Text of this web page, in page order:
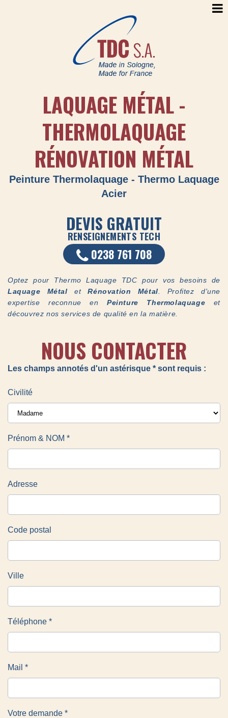
LAQUAGE MÉTAL -
THERMOLAQUAGE
RÉNOVATION MÉTAL
Peinture Thermolaquage - Thermo Laquage
Acier
DEVIS GRATUIT
RENSEIGNEMENTS TECH
0238 761 708
Optez pour Thermo Laquage TDC pour vos besoins de
Laquage Métal etRénovation Métal . Profitez d'une
expertise reconnue enPeinture Thermolaquage et
découvrez nos services de qualité en la matière.
NOUS CONTACTER
Les champs annotés d'un astérisque * sont requis :
Civilité
Prénom & NOM *
Adresse
Code postal
Ville
Téléphone *
Mail *
Votre demande *